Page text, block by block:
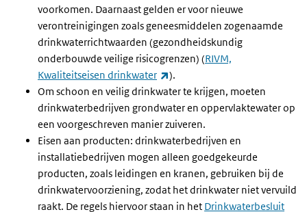
voorkomen. Daarnaast gelden er voor nieuwe
verontreinigingen zoals geneesmiddelen zogenaamde
drinkwaterrichtwaarden (gezondheidskundig
onderbouwde veilige risicogrenzen) (RIVM,
Kwaliteitseisen drinkwater
(externe link)
).
Om schoon en veilig drinkwater te krijgen, moeten
drinkwaterbedrijven grondwater en oppervlaktewater op
een voorgeschreven manier zuiveren.
Eisen aan producten: drinkwaterbedrijven en
installatiebedrijven mogen alleen goedgekeurde
producten, zoals leidingen en kranen, gebruiken bij de
drinkwatervoorziening, zodat het drinkwater niet vervuild
raakt. De regels hiervoor staan in het Drinkwaterbesluit